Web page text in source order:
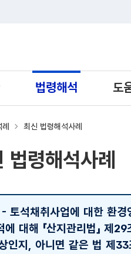
새창열림으로 이동
법령해석 도
례 최신 법령해석사례
법령해석사례
토석채취사업에 대한 환
대해 「산지관리법」 제
인지, 아니면 같은 법 제33